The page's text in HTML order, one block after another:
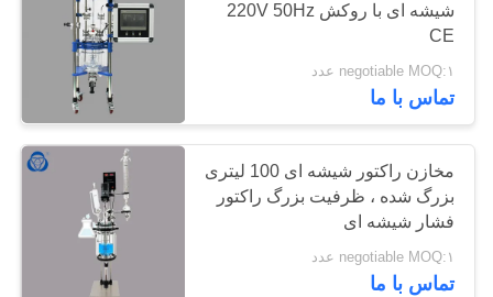
درباره
تور
کارخانه
کنترل
کیفیت
راکتور شیشه ای با
فشار بالا
6
شیشه ای با روکش 220V 50Hz
CE
negotiable MOQ:۱ عدد
تماس با ما
مخازن راکتور شیشه ای 100 لیتری
بزرگ شده ، ظرفیت بزرگ راکتور
فشار شیشه ای
negotiable MOQ:۱ عدد
تماس با ما